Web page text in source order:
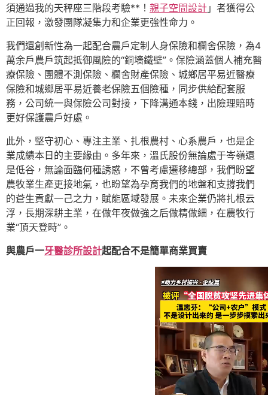
須通過我的天秤座三階段考驗**！ 親子空間設計 」者獲得公
正回報，激發團隊凝集力和企業更強性命力。
我們還創新性為一起配合農戶定制人身保險和欄舍保險，為4
萬余戶農戶筑起抵御風險的“銅墻鐵壁”。保險涵蓋個人補充醫
療保險、團體不測保險、欄舍財產保險、城鄉居平易近醫療
保險和城鄉居平易近養老保險五個險種，同步供給配套服
務，公司統一與保險公司對接，下降溝通本錢，出險理賠時
更好保護農戶好處。
此外，堅守初心、專注主業、扎根農村、心系農戶，也是企
業成績本日的主要緣由。多年來，溫氏股份無論處于岑嶺還
是低谷，無論面臨何種誘惑，不曾考慮遷移總部，我們盼望
農牧業生產更接地氣，也盼望為孕育我們的地盤和支撐我們
的蒼生貢獻一己之力，賦能區域發展。未來企業仍將扎根云
浮，長期深耕主業，在做年夜做強之后做精做細，在農牧行
業“頂天登時”。
與農戶一牙醫診所設計起配合不是簡單商業買賣